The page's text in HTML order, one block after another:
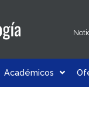
Académicos